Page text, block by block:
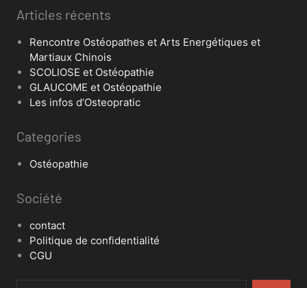
Articles récents
Rencontre Ostéopathes et Arts Energétiques et
Martiaux Chinois
SCOLIOSE et Ostéopathie
GLAUCOME et Ostéopathie
Les infos d’Osteopratic
Categories
Ostéopathie
Société
contact
Politique de confidentialité
CGU